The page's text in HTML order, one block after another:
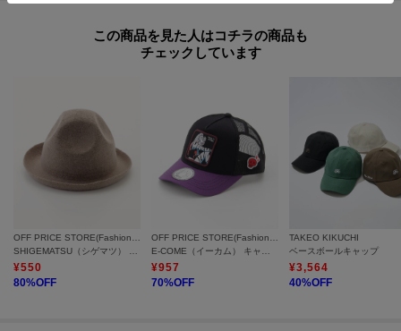
この商品を見た人はコチラの商品も
チェックしています
OFF PRICE STORE(Fashion Goods)
SHIGEMATSU（シゲマツ） マウンテン型ハット
¥550
80%OFF
OFF PRICE STORE(Fashion Goods)
E-COME（イーカム） キャラクターメッシュCAP
¥957
70%OFF
TAKEO KIKUCHI
ベースボールキャップ
¥3,564
40%OFF